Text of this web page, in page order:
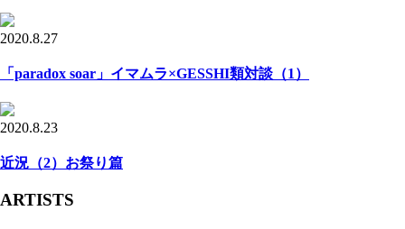
2020.8.27
「paradox soar」イマムラ×GESSHI類対談（1）
2020.8.23
近況（2）お祭り篇
ARTISTS